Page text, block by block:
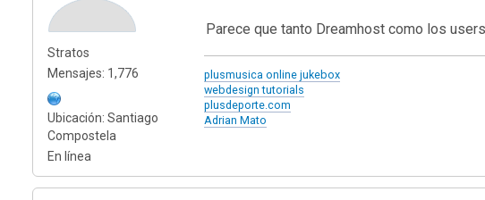
Stratos
Mensajes: 1,776
Ubicación: Santiago
Compostela
En línea
Parece que tanto Dreamhost como los
plusmusica online jukebox
webdesign tutorials
plusdeporte.com
Adrian Mato